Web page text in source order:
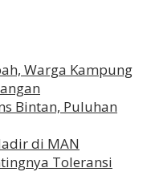
Warga Kampung
Bintan, Puluhan
di MAN
Toleransi